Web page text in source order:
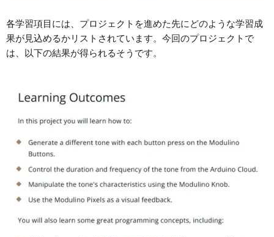
各学習項目には、プロジェクトを進めた先にどのような学習成
果が見込めるかリストされています。今回のプロジェクトで
は、以下の結果が得られるそうです。